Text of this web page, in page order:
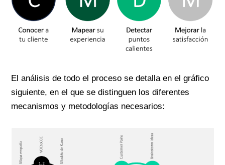
El análisis de todo el proceso se detalla en el gráfico
siguiente, en el que se distinguen los diferentes
mecanismos y metodologías necesarios: